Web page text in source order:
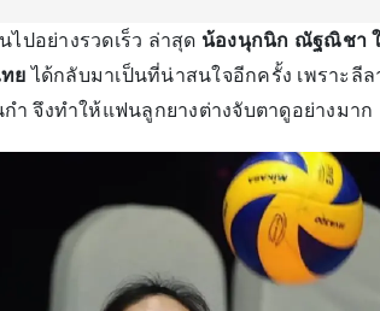
ปอย่างรวดเร็ว ล่าสุด น้องนุกนิก ณัฐณิชา
ย ได้กลับมาเป็นที่น่าสนใจอีกครั้ง เพราะลี
ำ จึงทำให้แฟนลูกยางต่างจับตาดูอย่างมาก